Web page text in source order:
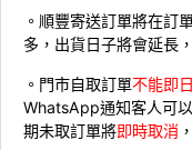
。順豐寄送訂單將在訂
多，出貨日子將會延長
。門市自取訂單不能即
WhatsApp通知客人可
期未取訂單將即時取消 ，